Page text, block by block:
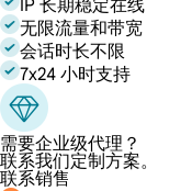
IP 长期稳定在线
无限流量和带宽
会话时长不限
7x24 小时支持
需要企业级代理？
联系我们定制方案。
联系销售